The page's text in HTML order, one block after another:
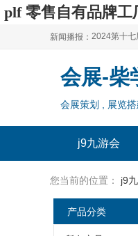
plf 零售自有品牌工
新闻播报：
2024上海自
2024全球自
2024上海自
2024第十七
2024全球自
2024年上海
会展-柴
会展策划 , 展览
j9九游会
您当前的位置： j9
产品分类